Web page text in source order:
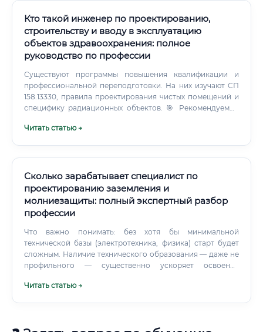
Кто такой инженер по проектированию,
строительству и вводу в эксплуатацию
объектов здравоохранения: полное
руководство по профессии
Существуют программы повышения квалификации и
профессиональной переподготовки. На них изучают СП
158.13330, правила проектирования чистых помещений и
специфику радиационных объектов. 🎯 Рекомендуемые
(Бакалавриат/Специалитет): МГСУ, СПбГАСУ, МГТУ им.
Читать статью →
Сколько зарабатывает специалист по
проектированию заземления и
молниезащиты: полный экспертный разбор
профессии
Что важно понимать: без хотя бы минимальной
технической базы (электротехника, физика) старт будет
сложным. Наличие технического образования — даже не
профильного — существенно ускоряет освоение
лестница в профессии чётко выстроена и имеет реальные
Читать статью →